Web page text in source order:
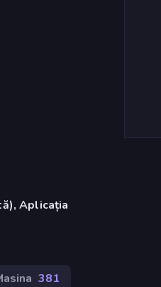
Aplicația
381